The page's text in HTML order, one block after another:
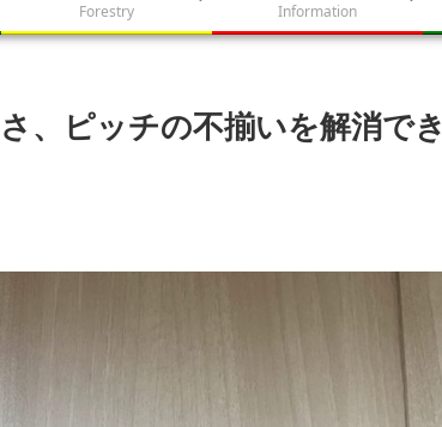
Forestry
Information
、ピッチの不揃いを解消でき